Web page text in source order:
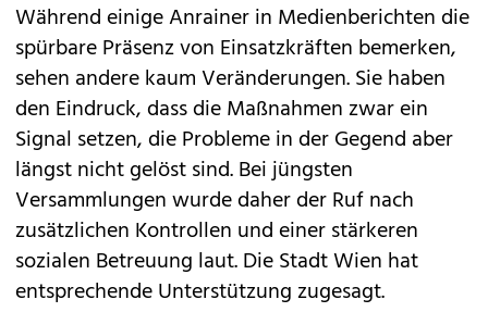
Während einige Anrainer in Medienberichten die
spürbare Präsenz von Einsatzkräften bemerken,
sehen andere kaum Veränderungen. Sie haben
den Eindruck, dass die Maßnahmen zwar ein
Signal setzen, die Probleme in der Gegend aber
längst nicht gelöst sind. Bei jüngsten
Versammlungen wurde daher der Ruf nach
zusätzlichen Kontrollen und einer stärkeren
sozialen Betreuung laut. Die Stadt Wien hat
entsprechende Unterstützung zugesagt.